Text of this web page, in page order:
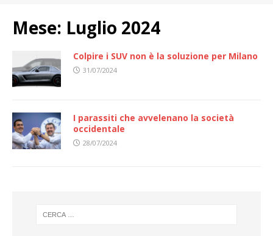
Mese: Luglio 2024
Colpire i SUV non è la soluzione per Milano
31/07/2024
I parassiti che avvelenano la società
occidentale
28/07/2024